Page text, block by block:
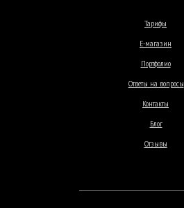
Е-магазин
Тарифы
Портфолио
Ответы на вопросы
Контакты
Блог
Отзывы